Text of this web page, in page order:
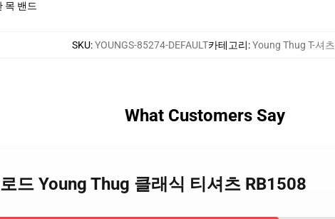
목 밴드
SKU:YOUNGS-85274-DEFAULT카테고리:Young Thug T-셔츠
What Customers Say
드 Young Thug 클래식 티셔츠 RB1508